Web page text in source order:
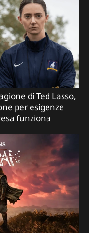
di Ted Lasso,
per esigenze
funziona